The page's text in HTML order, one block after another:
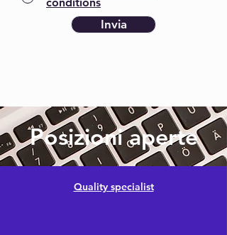
Invia
Posizioni aperte
Quality specialist